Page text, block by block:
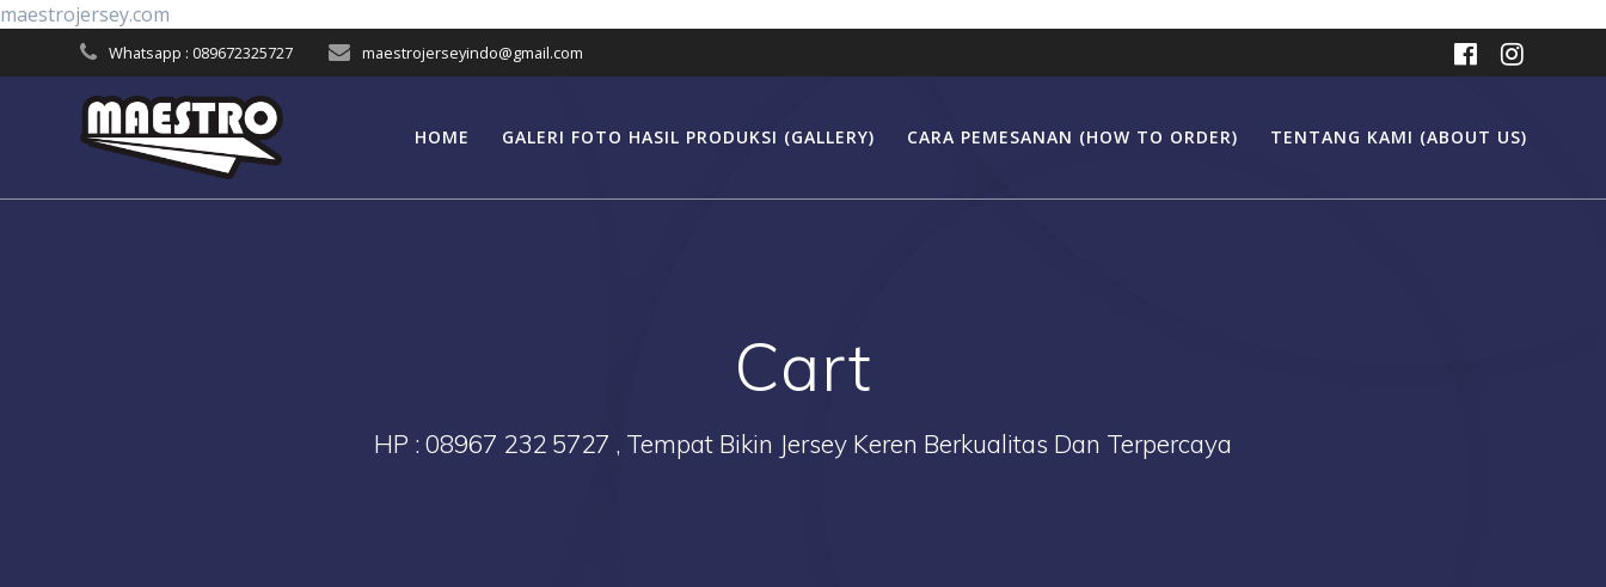
maestrojersey.com
content
Whatsapp : 089672325727 maestrojerseyindo@gmail.com
HOME GALERI FOTO HASIL PRODUKSI (GALLERY) CARA PEMESANAN (HOW TO ORDER) TENTANG KAMI (ABOUT US)
Cart
HP : 08967 232 5727 , Tempat Bikin Jersey Keren Berkualitas Dan Terpercaya